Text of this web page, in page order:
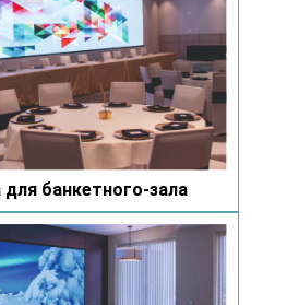
банкетного-зала